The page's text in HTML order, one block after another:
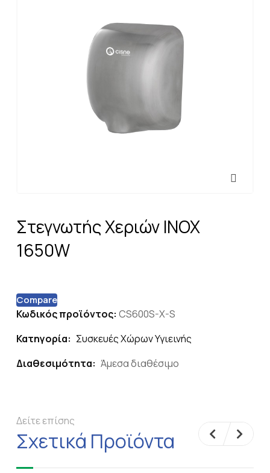
Στεγνωτής Χεριών ΙΝΟΧ
1650W
Compare
Κωδικός προϊόντος: CS600S-X-S
Κατηγορία: Συσκευές Χώρων Υγιεινής
Διαθεσιμότητα: Άμεσα διαθέσιμο
Δείτε επίσης
Σχετικά Προϊόντα